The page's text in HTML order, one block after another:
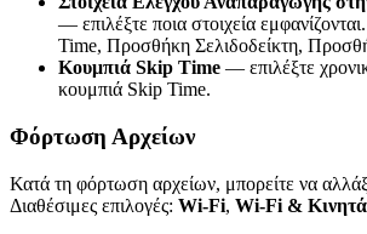
— επιλέξτε ποια στοιχεία
Time, Προσθήκη Σελιδοδείκτη,
Κουμπιά Skip Time — επιλέξτε
κουμπιά Skip Time.
Φόρτωση Αρχείων
Κατά τη φόρτωση αρχείων, μπορείτε να
Διαθέσιμες επιλογές: Wi-Fi, Wi-Fi &